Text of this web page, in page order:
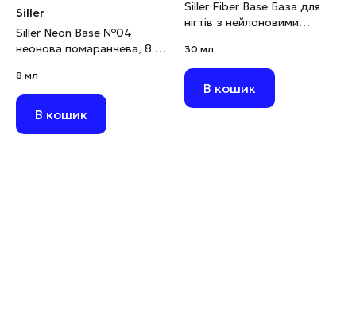
Siller
Siller Neon Base №04
неонова помаранчева, 8 мл
8 мл
В кошик
Siller Fiber Base База для
нігтів з нейлоновими
30 мл
В кошик